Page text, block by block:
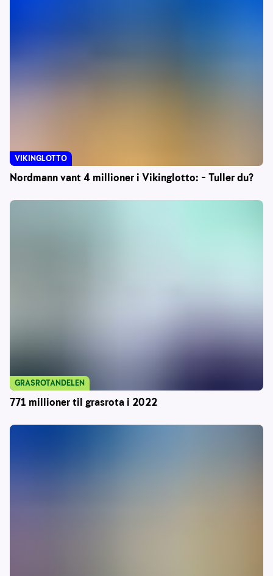
Nordmann vant 4 millioner i Vikinglotto: – Tuller du?
VIKINGLOTTO
771 millioner til grasrota i 2022
GRASROTANDELEN